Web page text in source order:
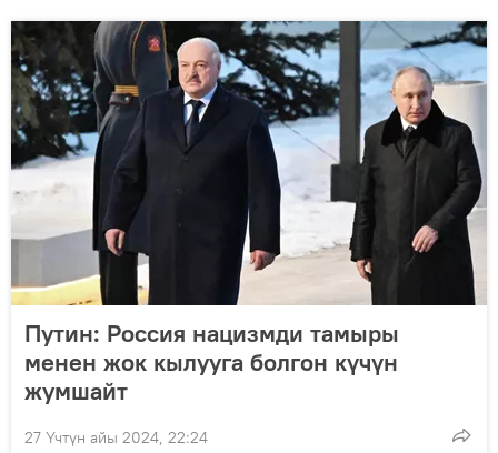
Путин: Россия нацизмди тамыры
менен жок кылууга болгон күчүн
жумшайт
27 Үчтүн айы 2024, 22:24